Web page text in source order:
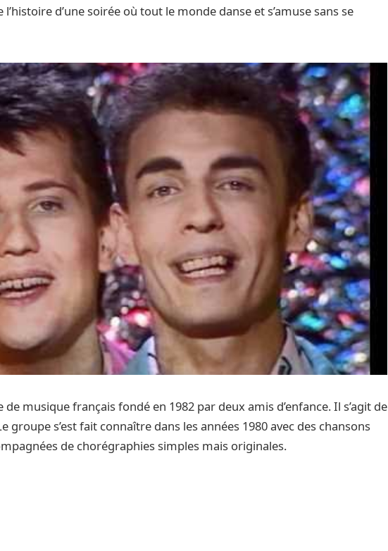
d’une soirée où tout le monde danse et s’amuse sans se
musique français fondé en 1982 par deux amis d’enfance. Il s’agit de
groupe s’est fait connaître dans les années 1980 avec des chansons
de chorégraphies simples mais originales.